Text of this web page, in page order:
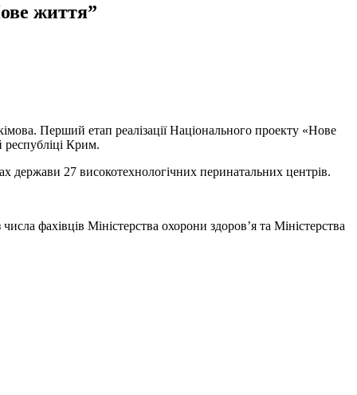
життя”
Перший етап реалізації Національного проекту «Нове
республіці Крим.
держави 27 високотехнологічних перинатальних центрів.
фахівців Міністерства охорони здоров’я та Міністерства